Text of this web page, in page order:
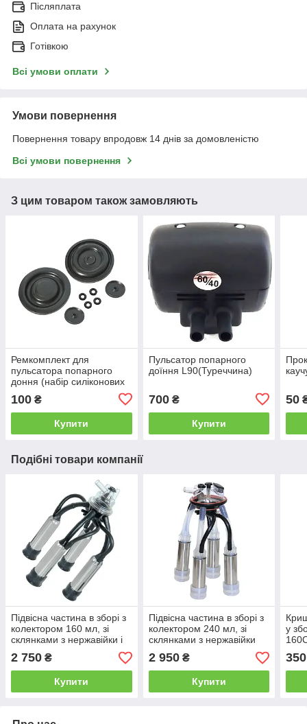
Післяплата
Оплата на рахунок
Готівкою
Всі умови оплати
Умови повернення
Повернення товару впродовж 14 днів за домовленістю
Всі умови повернення
З цим товаром також замовляють
Ремкомплект для
пульсатора попарного
доння (набір силіконових
100 ₴
Купити
Пульсатор попарного
доїння L90(Туреччина)
700₴
Купити
50
Подібні товари компанії
Підвісна частина в зборі з
колектором 160 мл, зі
склянками з нержавійки і
дійковою гумою
2 750 ₴
Купити
Підвісна частина в зборі з
колектором 240 мл, зі
склянками з нержавійки
комбі і сосковими
силіконом
2 950₴
Купити
у
350